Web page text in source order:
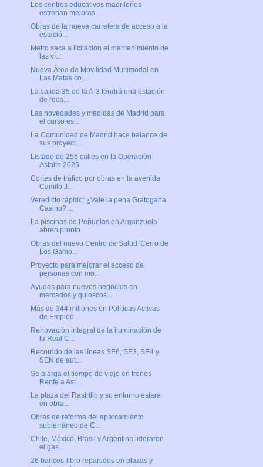
Los centros educativos madrileños
estrenan mejoras...
Obras de la nueva carretera de acceso a la
estació...
Metro saca a licitación el mantenimiento de
las ví...
Nueva Área de Movilidad Multimodal en
Las Matas co...
La salida 35 de la A-3 tendrá una estación
de reca...
Las novedades y medidas de Madrid para
el curso es...
La Comunidad de Madrid hace balance de
sus proyect...
Listado de 256 calles en la Operación
Asfalto 2025...
Cortes de tráfico por obras en la avenida
Camilo J...
Veredicto rápido: ¿Vale la pena Gratogana
Casino? ...
La piscinas de Peñuelas en Arganzuela
abren pronto
Obras del nuevo Centro de Salud 'Cerro de
Los Gamo...
Proyecto para mejorar el acceso de
personas con mo...
Ayudas para nuevos negocios en
mercados y quioscos...
Más de 344 millones en Políticas Activas
de Empleo...
Renovación integral de la iluminación de
la Real C...
Recorrido de las líneas SE6, SE3, SE4 y
SEN de aut...
Se alarga el tiempo de viaje en trenes
Renfe a Ast...
La plaza del Rastrillo y su entorno estará
en obra...
Obras de reforma del aparcamiento
subterráneo de C...
Chile, México, Brasil y Argentina lideraron
el gas...
26 bancos-libro repartidos en plazas y